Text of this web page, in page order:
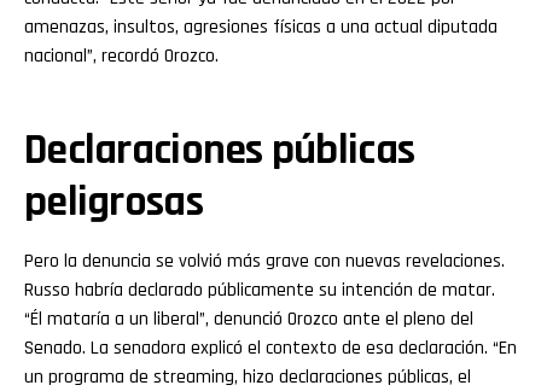
amenazas, insultos, agresiones físicas a una actual diputada
nacional”, recordó Orozco.
Declaraciones públicas
peligrosas
Pero la denuncia se volvió más grave con nuevas revelaciones.
Russo habría declarado públicamente su intención de matar.
“Él mataría a un liberal”, denunció Orozco ante el pleno del
Senado. La senadora explicó el contexto de esa declaración. “En
un programa de streaming, hizo declaraciones públicas, el